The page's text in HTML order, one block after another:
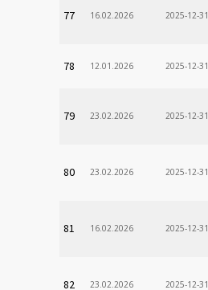
77 16.02.2026 2025-12-31
78 12.01.2026 2025-12-31
79 23.02.2026 2025-12-31
80 23.02.2026 2025-12-31
81 16.02.2026 2025-12-31
82 23.02.2026 2025-12-31